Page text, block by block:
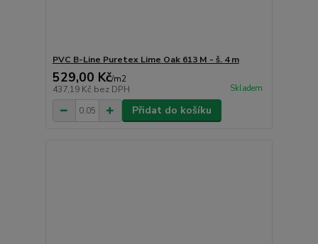
PVC B-Line Puretex Lime Oak 613 M - š. 4 m
529,00 Kč/m2
437,19 Kč bez DPH Skladem
Přidat do košíku